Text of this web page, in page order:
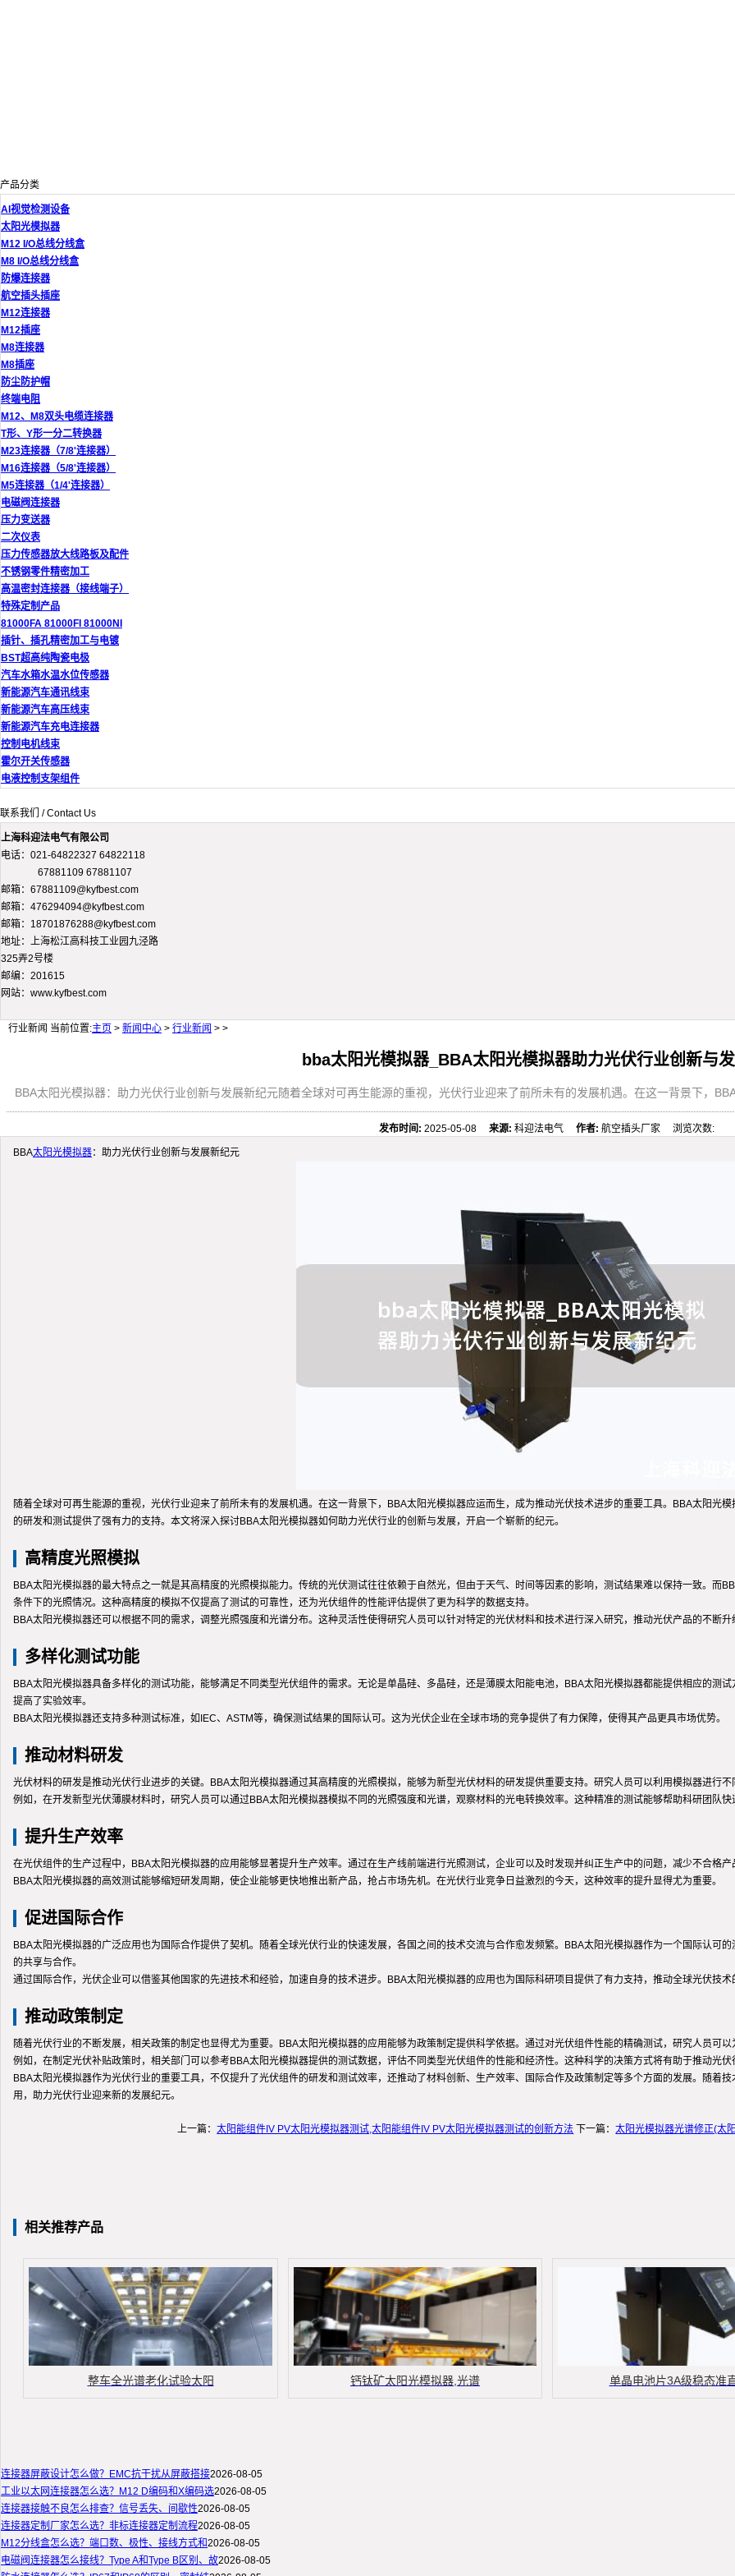
产品分类
AI视觉检测设备
太阳光模拟器
M12 I/O总线分线盒
M8 I/O总线分线盒
防爆连接器
航空插头插座
M12连接器
M12插座
M8连接器
M8插座
防尘防护帽
终端电阻
M12、M8双头电缆连接器
T形、Y形一分二转换器
M23连接器（7/8'连接器）
M16连接器（5/8'连接器）
M5连接器（1/4'连接器）
电磁阀连接器
压力变送器
二次仪表
压力传感器放大线路板及配件
不锈钢零件精密加工
高温密封连接器（接线端子）
特殊定制产品
81000FA 81000FI 81000NI
插针、插孔精密加工与电镀
BST超高纯陶瓷电极
汽车水箱水温水位传感器
新能源汽车通讯线束
新能源汽车高压线束
新能源汽车充电连接器
控制电机线束
霍尔开关传感器
电液控制支架组件
联系我们 / Contact Us
上海科迎法电气有限公司
电话：021-64822327 64822118
67881109 67881107
邮箱：67881109@kyfbest.com
邮箱：476294094@kyfbest.com
邮箱：18701876288@kyfbest.com
地址：上海松江高科技工业园九泾路
325弄2号楼
邮编：201615
网站：www.kyfbest.com
行业新闻 当前位置:主页 > 新闻中心 > 行业新闻 > >
bba太阳光模拟器_BBA太阳光模拟器助力光伏行业创新与
BBA太阳光模拟器：助力光伏行业创新与发展新纪元随着全球对可再生能源的重视，光伏行业迎来了前所未有的发展机遇。在这一背景下，
发布时间: 2025-05-08来源: 科迎法电气作者: 航空插头厂家 浏览次数:
BBA太阳光模拟器：助力光伏行业创新与发展新纪元
随着全球对可再生能源的重视，光伏行业迎来了前所未有的发展机遇。在这一背景下，BBA太阳光模拟器应运而生，成为推动光伏技术进步的重要工具。BBA太阳光
的研发和测试提供了强有力的支持。本文将深入探讨BBA太阳光模拟器如何助力光伏行业的创新与发展，开启一个崭新的纪元。
高精度光照模拟
BBA太阳光模拟器的最大特点之一就是其高精度的光照模拟能力。传统的光伏测试往往依赖于自然光，但由于天气、时间等因素的影响，测试结果难以保持一致。而
条件下的光照情况。这种高精度的模拟不仅提高了测试的可靠性，还为光伏组件的性能评估提供了更为科学的数据支持。
BBA太阳光模拟器还可以根据不同的需求，调整光照强度和光谱分布。这种灵活性使得研究人员可以针对特定的光伏材料和技术进行深入研究，推动光伏产品的不断升
多样化测试功能
BBA太阳光模拟器具备多样化的测试功能，能够满足不同类型光伏组件的需求。无论是单晶硅、多晶硅，还是薄膜太阳能电池，BBA太阳光模拟器都能提供相应的测
提高了实验效率。
BBA太阳光模拟器还支持多种测试标准，如IEC、ASTM等，确保测试结果的国际认可。这为光伏企业在全球市场的竞争提供了有力保障，使得其产品更具市场优势。
推动材料研发
光伏材料的研发是推动光伏行业进步的关键。BBA太阳光模拟器通过其高精度的光照模拟，能够为新型光伏材料的研发提供重要支持。研究人员可以利用模拟器进行
例如，在开发新型光伏薄膜材料时，研究人员可以通过BBA太阳光模拟器模拟不同的光照强度和光谱，观察材料的光电转换效率。这种精准的测试能够帮助科研团队
提升生产效率
在光伏组件的生产过程中，BBA太阳光模拟器的应用能够显著提升生产效率。通过在生产线前端进行光照测试，企业可以及时发现并纠正生产中的问题，减少不合格
BBA太阳光模拟器的高效测试能够缩短研发周期，使企业能够更快地推出新产品，抢占市场先机。在光伏行业竞争日益激烈的今天，这种效率的提升显得尤为重要。
促进国际合作
BBA太阳光模拟器的广泛应用也为国际合作提供了契机。随着全球光伏行业的快速发展，各国之间的技术交流与合作愈发频繁。BBA太阳光模拟器作为一个国际认可
的共享与合作。
通过国际合作，光伏企业可以借鉴其他国家的先进技术和经验，加速自身的技术进步。BBA太阳光模拟器的应用也为国际科研项目提供了有力支持，推动全球光伏技术
推动政策制定
随着光伏行业的不断发展，相关政策的制定也显得尤为重要。BBA太阳光模拟器的应用能够为政策制定提供科学依据。通过对光伏组件性能的精确测试，研究人员可
例如，在制定光伏补贴政策时，相关部门可以参考BBA太阳光模拟器提供的测试数据，评估不同类型光伏组件的性能和经济性。这种科学的决策方式将有助于推动光
BBA太阳光模拟器作为光伏行业的重要工具，不仅提升了光伏组件的研发和测试效率，还推动了材料创新、生产效率、国际合作及政策制定等多个方面的发展。随着
用，助力光伏行业迎来新的发展纪元。
上一篇：太阳能组件IV PV太阳光模拟器测试,太阳能组件IV PV太阳光模拟器测试的创新方法 下一篇：太阳光模拟器光谱修正(太
相关推荐产品
整车全光谱老化试验太阳 钙钛矿太阳光模拟器,光谱 单晶电池片3A级稳态准
连接器屏蔽设计怎么做？EMC抗干扰从屏蔽搭接2026-08-05
工业以太网连接器怎么选？M12 D编码和X编码选2026-08-05
连接器接触不良怎么排查？信号丢失、间歇性2026-08-05
连接器定制厂家怎么选？非标连接器定制流程2026-08-05
M12分线盒怎么选？端口数、极性、接线方式和2026-08-05
电磁阀连接器怎么接线？Type A和Type B区别、故2026-08-05